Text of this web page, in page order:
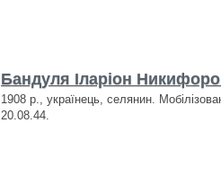
Бандуля Іларіон
1908 р., українець, селянин.
20.08.44.